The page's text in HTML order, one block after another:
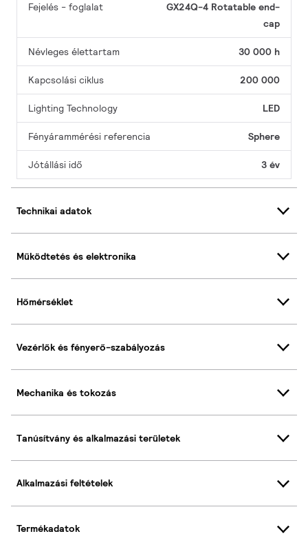
Fejelés - foglalat
GX24Q-4 Rotatable end-
cap
Névleges élettartam 30 000 h
Kapcsolási ciklus 200 000
Lighting Technology LED
Fényárammérési referencia Sphere
Jótállási idő 3 év
Technikai adatok
Működtetés és elektronika
Hőmérséklet
Vezérlők és fényerő-szabályozás
Mechanika és tokozás
Tanúsítvány és alkalmazási területek
Alkalmazási feltételek
Termékadatok